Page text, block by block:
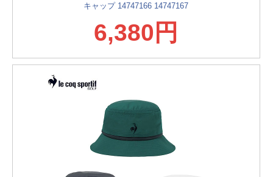
キャップ 14747166 14747167
6,380円